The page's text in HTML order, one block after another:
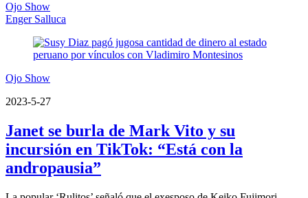
Ojo Show
Enger Salluca
Ojo Show
2023-5-27
Janet se burla de Mark Vito y su
incursión en TikTok: “Está con la
andropausia”